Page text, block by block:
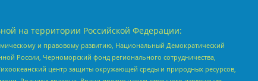
на территории Российской Федерации:
и правовому развитию, Национальный Демократический
России, Черноморский фонд регионального сотрудничества,
центр защиты окружающей среды и природных ресурсов,